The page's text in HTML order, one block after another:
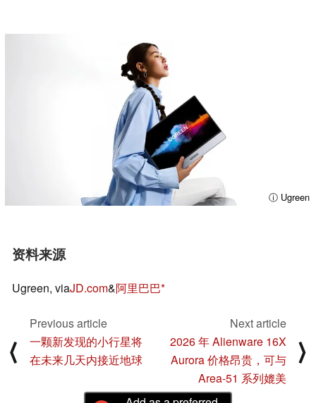
ⓘ Ugreen
资料来源
Ugreen, viaJD.com&阿里巴巴
⟨
Previous article
一颗新发现的小行星将
在未来几天内接近地球
Next article
2026 年 Alienware 16X
Aurora 价格昂贵，可与
Area-51 系列媲美
⟩